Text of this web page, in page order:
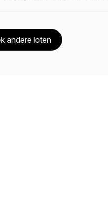
andere loten